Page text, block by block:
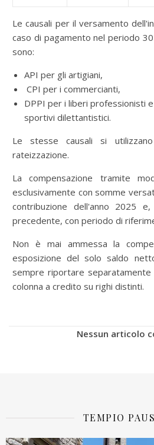
Le causali per il versamento
caso di pagamento nel periodo
sono:
API per gli artigiani,
CPI per i commercianti,
DPPI per i liberi professionisti
sportivi dilettantistici.
Le stesse causali si
rateizzazione.
La compensazione tramite
esclusivamente con somme
contribuzione dell'anno 2025
precedente, con periodo di
Non è mai ammessa la
esposizione del solo saldo
sempre riportare
colonna a credito su righi distinti.
Nessun articolo
TEMPIO